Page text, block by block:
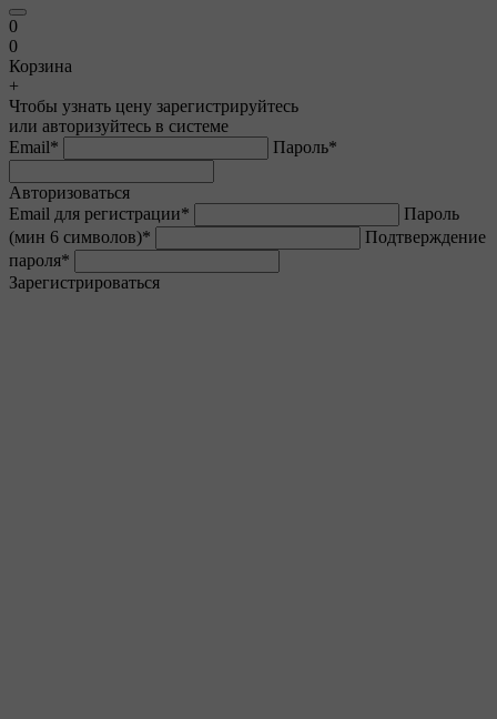
0
0
Корзина
+
Чтобы узнать цену зарегистрируйтесь
или авторизуйтесь в системе
Email* Пароль*
Авторизоваться
Email для регистрации*
Пароль
(мин 6 символов)*
Подтверждение
пароля*
Зарегистрироваться